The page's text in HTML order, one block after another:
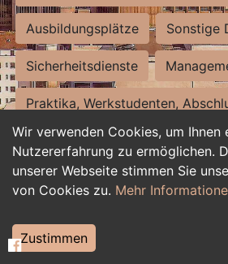
Wir verwenden Cookies, um Ihnen
Nutzererfahrung zu ermöglichen.
unserer Webseite stimmen Sie
von Cookies zu. Mehr
Zustimmen
Ausbildungsplätze Sonstige
Sicherheitsdienste
Praktika, Werkstudenten,
Personalwesen Assistenz,
Hilfskräfte, Aushilfs- und
Weiterbildung, Studium, duale